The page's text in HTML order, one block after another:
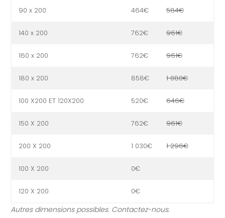
90 x 200 464€ 584€
140 x 200 762€ 961€
160 x 200 762€ 961€
180 x 200 858€ 1 080€
100 X200 ET 120X200 520€ 646€
150 X 200 762€ 961€
200 X 200 1 030€ 1 296€
100 X 200 0€
120 X 200 0€
Autres dimensions possibles. Contactez-nous.